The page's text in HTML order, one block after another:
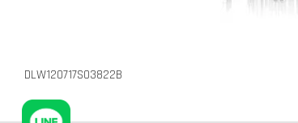
DLW120717S03822B